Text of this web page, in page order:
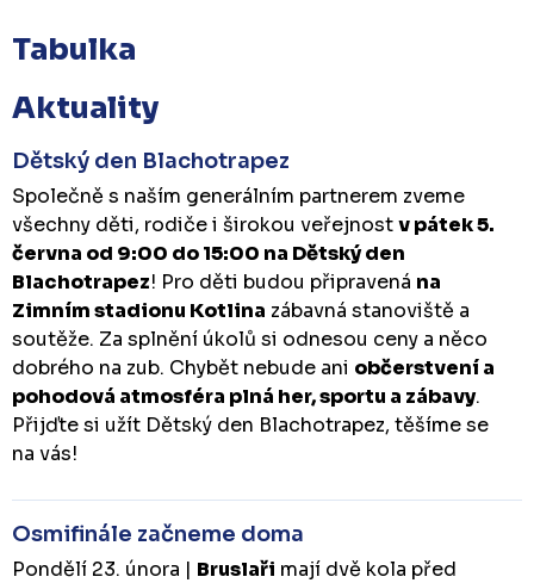
Tabulka
Aktuality
Dětský den Blachotrapez
Společně s naším generálním partnerem zveme
všechny děti, rodiče i širokou veřejnostv pátek 5.
června od 9:00 do 15:00 na Dětský den
Blachotrapez! Pro děti budou připravená na
Zimním stadionu Kotlina zábavná stanoviště a
soutěže. Za splnění úkolů si odnesou ceny a něco
dobrého na zub. Chybět nebude ani občerstvení a
pohodová atmosféra plná her, sportu a zábavy.
Přijďte si užít Dětský den Blachotrapez, těšíme se
na vás!
Osmifinále začneme doma
Pondělí 23. února | Bruslaři mají dvě kola před